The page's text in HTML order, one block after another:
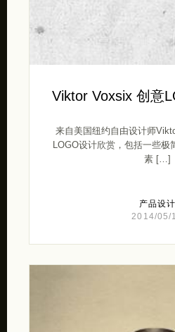
Viktor Voxsix 创意
来自美国纽约自由设计师
LOGO设计欣赏，包括一些极
素 […]
产品设计
2014/05/